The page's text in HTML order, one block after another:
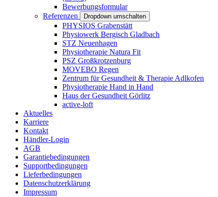
Bewerbungsformular
Referenzen
Dropdown umschalten
PHYSIOS Grabenstätt
Physiowerk Bergisch Gladbach
STZ Neuenhagen
Physiotherapie Natura Fit
PSZ Großkrotzenburg
MOVEBO Regen
Zentrum für Gesundheit & Therapie Adlkofen
Physiotherapie Hand in Hand
Haus der Gesundheit Görlitz
active-loft
Aktuelles
Karriere
Kontakt
Händler-Login
AGB
Garantiebedingungen
Supportbedingungen
Lieferbedingungen
Datenschutzerklärung
Impressum